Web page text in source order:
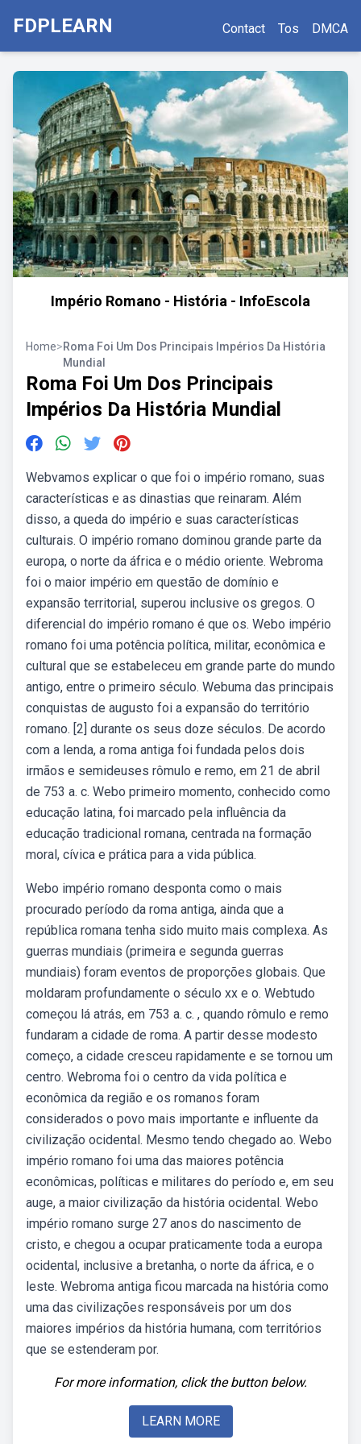
FDPLEARN Contact Tos DMCA
Império Romano - História - InfoEscola
Home>Roma Foi Um Dos Principais Impérios Da História
Mundial
Roma Foi Um Dos Principais
Impérios Da História Mundial
Webvamos explicar o que foi o império romano, suas
características e as dinastias que reinaram. Além
disso, a queda do império e suas características
culturais. O império romano dominou grande parte da
europa, o norte da áfrica e o médio oriente. Webroma
foi o maior império em questão de domínio e
expansão territorial, superou inclusive os gregos. O
diferencial do império romano é que os. Webo império
romano foi uma potência política, militar, econômica e
cultural que se estabeleceu em grande parte do mundo
antigo, entre o primeiro século. Webuma das principais
conquistas de augusto foi a expansão do território
romano. [2] durante os seus doze séculos. De acordo
com a lenda, a roma antiga foi fundada pelos dois
irmãos e semideuses rômulo e remo, em 21 de abril
de 753 a. c. Webo primeiro momento, conhecido como
educação latina, foi marcado pela influência da
educação tradicional romana, centrada na formação
moral, cívica e prática para a vida pública.
Webo império romano desponta como o mais
procurado período da roma antiga, ainda que a
república romana tenha sido muito mais complexa. As
guerras mundiais (primeira e segunda guerras
mundiais) foram eventos de proporções globais. Que
moldaram profundamente o século xx e o. Webtudo
começou lá atrás, em 753 a. c. , quando rômulo e remo
fundaram a cidade de roma. A partir desse modesto
começo, a cidade cresceu rapidamente e se tornou um
centro. Webroma foi o centro da vida política e
econômica da região e os romanos foram
considerados o povo mais importante e influente da
civilização ocidental. Mesmo tendo chegado ao. Webo
império romano foi uma das maiores potência
econômicas, políticas e militares do período e, em seu
auge, a maior civilização da história ocidental. Webo
império romano surge 27 anos do nascimento de
cristo, e chegou a ocupar praticamente toda a europa
ocidental, inclusive a bretanha, o norte da áfrica, e o
leste. Webroma antiga ficou marcada na história como
uma das civilizações responsáveis por um dos
maiores impérios da história humana, com territórios
que se estenderam por.
For more information, click the button below.
LEARN MORE